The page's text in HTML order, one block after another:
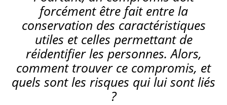
forcément être fait entre la
conservation des caractéristiques
utiles et celles permettant de
réidentifier les personnes. Alors,
comment trouver ce compromis, et
quels sont les risques qui lui sont liés
?